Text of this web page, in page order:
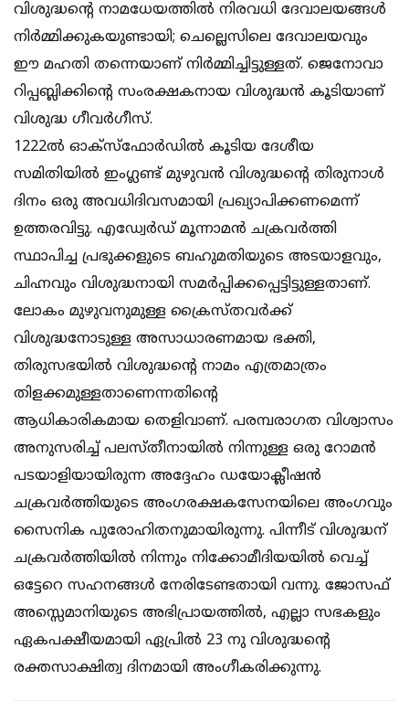
വിശുദ്ധന്റെ നാമധേയത്തില്‍ നിരവധി ദേവാലയങ്ങള്‍
നിര്‍മ്മിക്കുകയുണ്ടായി; ചെല്ലെസിലെ ദേവാലയവും
ഈ മഹതി തന്നെയാണ് നിര്‍മ്മിച്ചിട്ടുള്ളത്. ജെനോവാ
റിപ്പബ്ലിക്കിന്റെ സംരക്ഷകനായ വിശുദ്ധന്‍ കൂടിയാണ്
വിശുദ്ധ ഗീവര്‍ഗീസ്.
1222ല്‍ ഓക്‌സ്‌ഫോര്‍ഡില്‍ കൂടിയ ദേശീയ
സമിതിയില്‍ ഇംഗ്ലണ്ട് മുഴുവന്‍ വിശുദ്ധന്റെ തിരുനാള്‍
ദിനം ഒരു അവധിദിവസമായി പ്രഖ്യാപിക്കണമെന്ന്
ഉത്തരവിട്ടു. എഡ്വേര്‍ഡ് മൂന്നാമന്‍ ചക്രവര്‍ത്തി
സ്ഥാപിച്ച പ്രഭുക്കളുടെ ബഹുമതിയുടെ അടയാളവും,
ചിഹ്നവും വിശുദ്ധനായി സമര്‍പ്പിക്കപ്പെട്ടിട്ടുള്ളതാണ്.
ലോകം മുഴുവനുമുള്ള ക്രൈസ്തവര്‍ക്ക്
വിശുദ്ധനോടുള്ള അസാധാരണമായ ഭക്തി,
തിരുസഭയില്‍ വിശുദ്ധന്റെ നാമം എത്രമാത്രം
തിളക്കമുള്ളതാണെന്നതിന്റെ
ആധികാരികമായ തെളിവാണ്. പരമ്പരാഗത വിശ്വാസം
അനുസരിച്ച് പലസ്തീനായില്‍ നിന്നുള്ള ഒരു റോമന്‍
പടയാളിയായിരുന്ന അദ്ദേഹം ഡയോക്ലീഷന്‍
ചക്രവര്‍ത്തിയുടെ അംഗരക്ഷകസേനയിലെ അംഗവും
സൈനിക പുരോഹിതനുമായിരുന്നു. പിന്നീട് വിശുദ്ധന്
ചക്രവര്‍ത്തിയില്‍ നിന്നും നിക്കോമീദിയയില്‍ വെച്ച്
ഒട്ടേറെ സഹനങ്ങള്‍ നേരിടേണ്ടതായി വന്നു. ജോസഫ്
അസ്സെമാനിയുടെ അഭിപ്രായത്തില്‍, എല്ലാ സഭകളും
ഏകപക്ഷീയമായി ഏപ്രില്‍ 23 നു വിശുദ്ധന്റെ
രക്തസാക്ഷിത്വ ദിനമായി അംഗീകരിക്കുന്നു.